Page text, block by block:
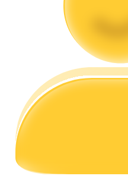
Hướng dẫn
Hướng dẫn giao dịch Spot
Học cách duy trì lợi nhuận